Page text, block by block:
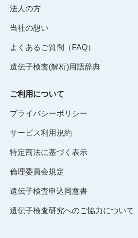
法人の方
当社の想い
よくあるご質問（FAQ）
遺伝子検査(解析)用語辞典
ご利用について
プライバシーポリシー
サービス利用規約
特定商法に基づく表示
倫理委員会規定
遺伝子検査申込同意書
遺伝子検査研究へのご協力について